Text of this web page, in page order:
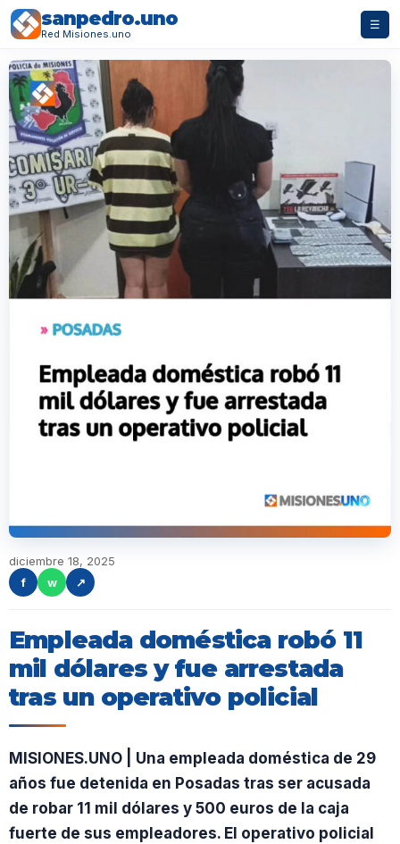
sanpedro.uno
Red Misiones.uno
☰
diciembre 18, 2025
f
w ↗
Empleada doméstica robó 11
mil dólares y fue arrestada
tras un operativo policial
MISIONES.UNO | Una empleada doméstica de 29
años fue detenida en Posadas tras ser acusada
de robar 11 mil dólares y 500 euros de la caja
fuerte de sus empleadores. El operativo policial